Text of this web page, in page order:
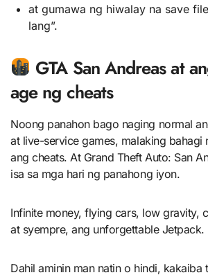
at gumawa ng hiwalay na save
lang”.
GTA San Andreas at
age ng cheats
Noong panahon bago naging normal
at live-service games, malaking bahagi
ang cheats. At Grand Theft Auto: San
isa sa mga hari ng panahong iyon.
Infinite money, flying cars, low gravity,
at syempre, ang unforgettable Jetpack.
Dahil aminin man natin o hindi, kakaiba